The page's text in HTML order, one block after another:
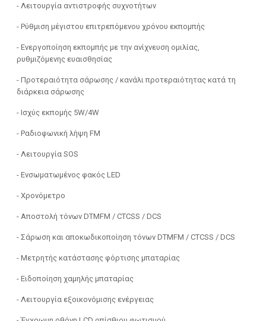
- Λειτουργία αντιστροφής συχνοτήτων
- Ρύθμιση μέγιστου επιτρεπόμενου χρόνου εκπομπής
- Ενεργοποίηση εκπομπής με την ανίχνευση ομιλίας,
ρυθμιζόμενης ευαισθησίας
- Προτεραιότητα σάρωσης / κανάλι προτεραιότητας κατά τη
διάρκεια σάρωσης
- Ισχύς εκπομής 5W/4W
- Ραδιοφωνική λήψη FM
- Λειτουργία SOS
- Ενσωματωμένος φακός LED
- Χρονόμετρο
- Αποστολή τόνων DTMFM / CTCSS / DCS
- Σάρωση και αποκωδικοποίηση τόνων DTMFM / CTCSS / DCS
- Μετρητής κατάστασης φόρτισης μπαταρίας
- Ειδοποίηση χαμηλής μπαταρίας
- Λειτουργία εξοικονόμισης ενέργειας